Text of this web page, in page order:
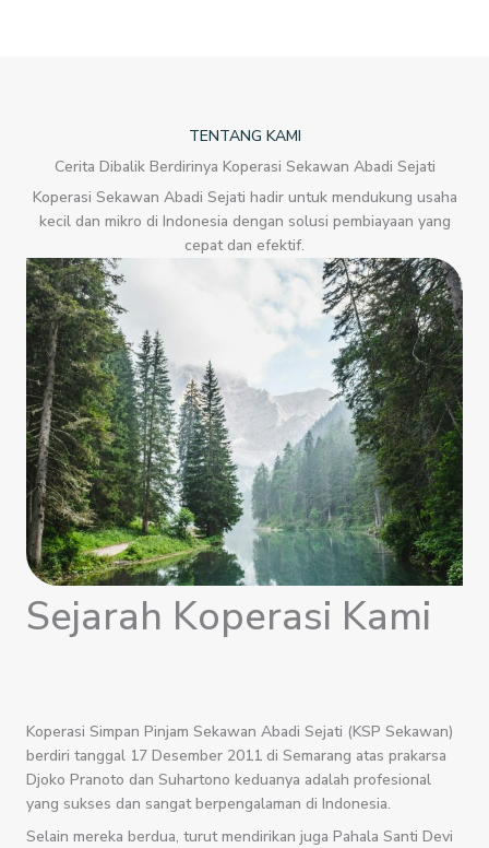
TENTANG KAMI
Cerita Dibalik Berdirinya Koperasi Sekawan Abadi Sejati
Koperasi Sekawan Abadi Sejati hadir untuk mendukung usaha
kecil dan mikro di Indonesia dengan solusi pembiayaan yang
cepat dan efektif.
Sejarah Koperasi Kami
Koperasi Simpan Pinjam Sekawan Abadi Sejati (KSP Sekawan)
berdiri tanggal 17 Desember 2011 di Semarang atas prakarsa
Djoko Pranoto dan Suhartono keduanya adalah profesional
yang sukses dan sangat berpengalaman di Indonesia.
Selain mereka berdua, turut mendirikan juga Pahala Santi Devi